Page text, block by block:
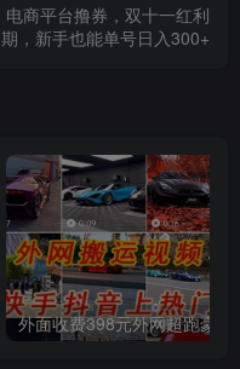
电商平台撸券，双十一红利
期，新手也能单号日入300+